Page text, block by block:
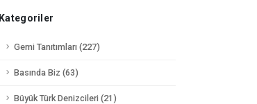
Kategoriler
Gemi Tanıtımları (227)
Basında Biz (63)
Büyük Türk Denizcileri (21)